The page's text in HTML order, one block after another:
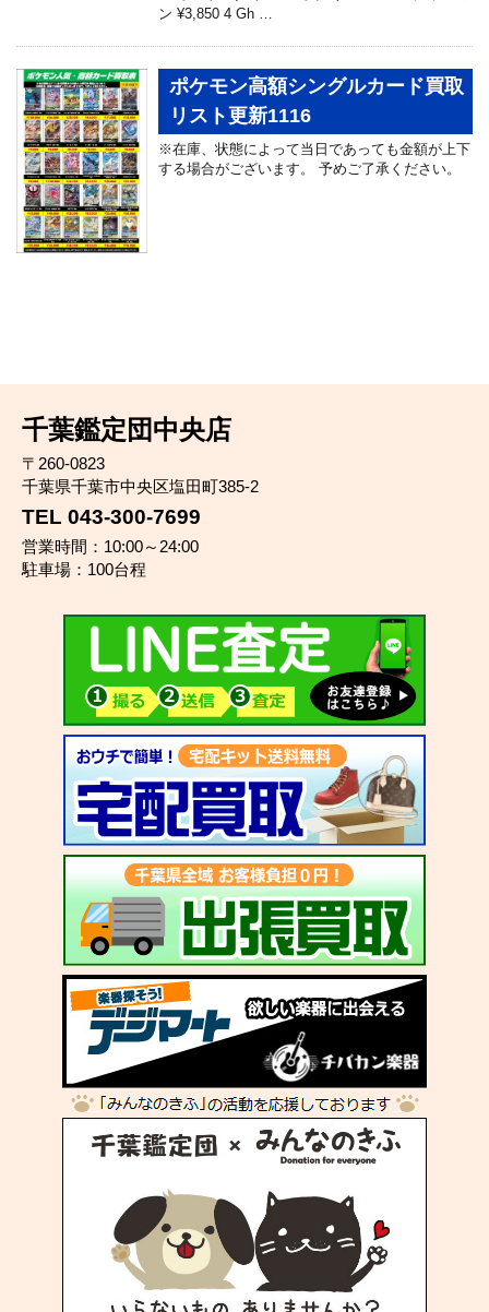
ン ¥3,850 4 Gh …
ポケモン高額シングルカード買取
リスト更新1116
※在庫、状態によって当日であっても金額が上下
する場合がございます。 予めご了承ください。
千葉鑑定団中央店
〒260-0823
千葉県千葉市中央区塩田町385-2
TEL 043-300-7699
営業時間：10:00～24:00
駐車場：100台程